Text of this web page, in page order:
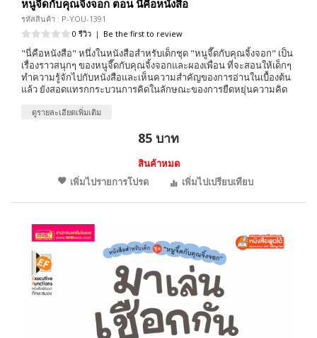
หนูจี๊ดกับคุณจิ้งจอก ตอน นี่คือหนังสือ
รหัสสินค้า : P-YOU-1391
0 รีวิว | Be the first to review
"นี่คือหนังสือ" หนึ่งในหนังสือสำหรับเด็กชุด "หนูจี๊ดกับคุณจิ้งจอก" เป็น
เรื่องราวสนุกๆ ของหนูจี๊ดกับคุณจิ้งจอกและผองเพื่อน ที่จะสอนให้เด็กๆ
ทำความรู้จักไปกับหนังสือและเห็นความสำคัญของการอ่านในเบื้องต้น
แล้ว ยังสอดแทรกกระบวนการคิดในลักษณะของการยืดหยุ่นความคิด
ดูรายละเอียดเพิ่มเติม
85 บาท
สินค้าหมด
เพิ่มไปรายการโปรด
เพิ่มไปเปรียบเทียบ